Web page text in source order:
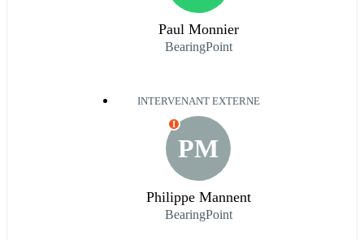
Paul Monnier
BearingPoint
INTERVENANT EXTERNE
PM
I
Philippe Mannent
BearingPoint